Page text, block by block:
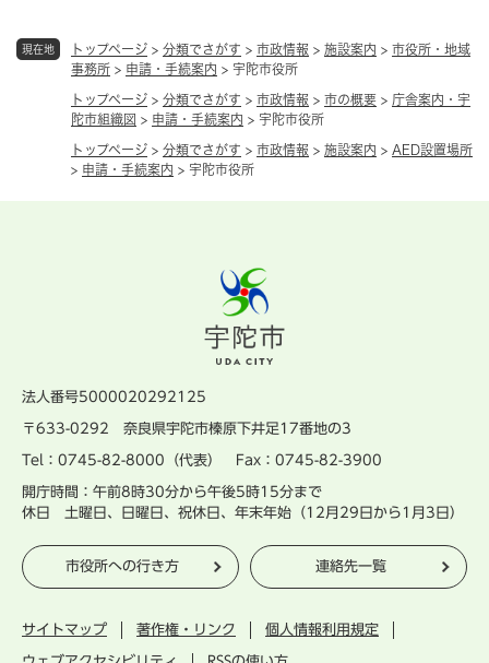
現在地 トップページ > 分類でさがす > 市政情報 > 施設案内 > 市役所・地域
事務所 > 申請・手続案内 > 宇陀市役所
トップページ > 分類でさがす > 市政情報 > 市の概要 > 庁舎案内・宇
陀市組織図 > 申請・手続案内 > 宇陀市役所
トップページ > 分類でさがす > 市政情報 > 施設案内 > AED設置場所
> 申請・手続案内 > 宇陀市役所
法人番号5000020292125
〒633-0292 奈良県宇陀市榛原下井足17番地の3
Tel：0745-82-8000（代表） Fax：0745-82-3900
開庁時間：午前8時30分から午後5時15分まで
休日 土曜日、日曜日、祝休日、年末年始（12月29日から1月3日）
市役所への行き方 連絡先一覧
サイトマップ 著作権・リンク 個人情報利用規定